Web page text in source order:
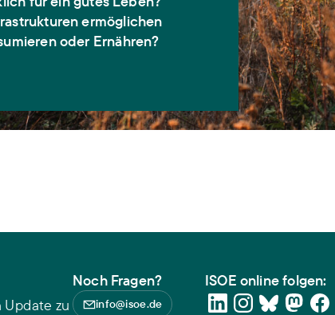
ermöglichen
oder Ernähren?
zu
Noch Fragen?
info@isoe.de
ISOE online folgen: